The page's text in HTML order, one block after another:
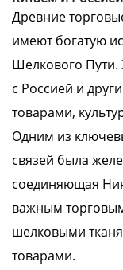
Древние
имеют богатую
Шелкового Пути.
с Россией и
товарами,
Одним из
связей была
соединяющая
важным
шелковыми
товарами.